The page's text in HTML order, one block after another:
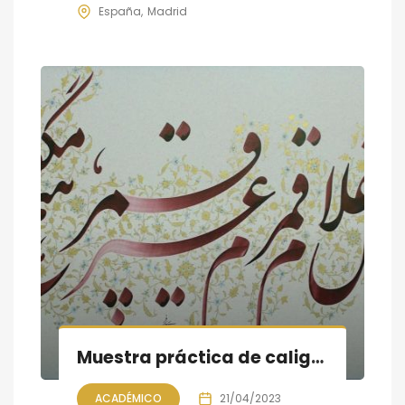
España Madrid
Muestra práctica de caligrafía persa; la Noche de libros en Madrid
ACADÉMICO 21/04/2023